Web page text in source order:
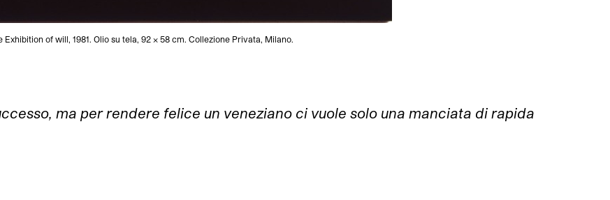
Exhibition of will, 1981. Olio su tela, 92 x 58 cm. Collezione Privata, Milano.
ma per rendere felice un veneziano ci vuole solo una manciata di rapida